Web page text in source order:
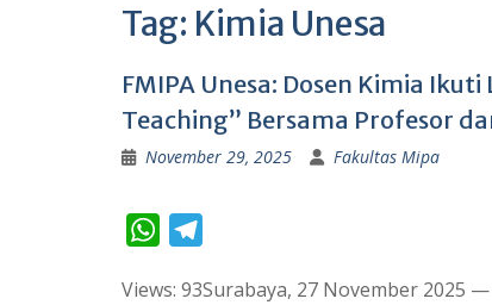
Tag: Kimia Unesa
FMIPA Unesa: Dosen Kimia
Teaching” Bersama Profesor
November 29, 2025 Fakultas Mipa
W
a
l
Views: 93Surabaya, 27 November 2025